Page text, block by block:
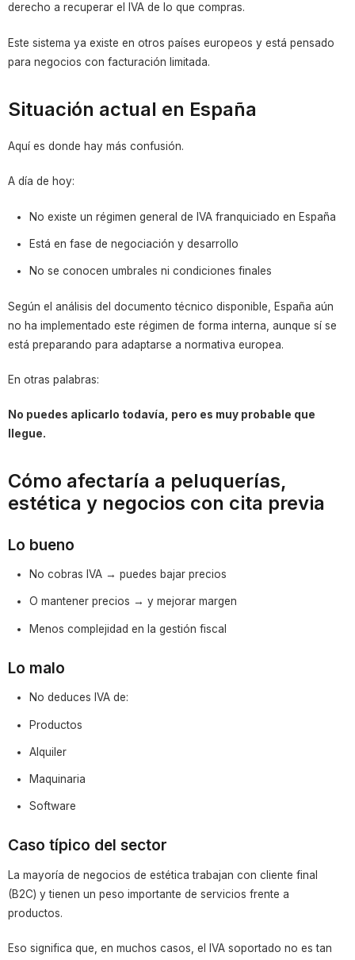
derecho a recuperar el IVA de lo que compras.
Este sistema ya existe en otros países europeos y está pensado
para negocios con facturación limitada.
Situación actual en España
Aquí es donde hay más confusión.
A día de hoy:
No existe un régimen general de IVA franquiciado en España
Está en fase de negociación y desarrollo
No se conocen umbrales ni condiciones finales
Según el análisis del documento técnico disponible, España aún
no ha implementado este régimen de forma interna, aunque sí se
está preparando para adaptarse a normativa europea.
En otras palabras:
No puedes aplicarlo todavía, pero es muy probable que
llegue.
Cómo afectaría a peluquerías,
estética y negocios con cita previa
Lo bueno
No cobras IVA → puedes bajar precios
O mantener precios → y mejorar margen
Menos complejidad en la gestión fiscal
Lo malo
No deduces IVA de:
Productos
Alquiler
Maquinaria
Software
Caso típico del sector
La mayoría de negocios de estética trabajan con cliente final
(B2C) y tienen un peso importante de servicios frente a
productos.
Eso significa que, en muchos casos, el IVA soportado no es tan